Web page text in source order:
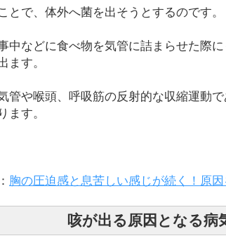
とで、体外へ菌を出そうとするのです。
中などに食べ物を気管に詰まらせた際
ます。
管や喉頭、呼吸筋の反射的な収縮運動
ます。
胸の圧迫感と息苦しい感じが続く！原因
咳が出る原因となる病